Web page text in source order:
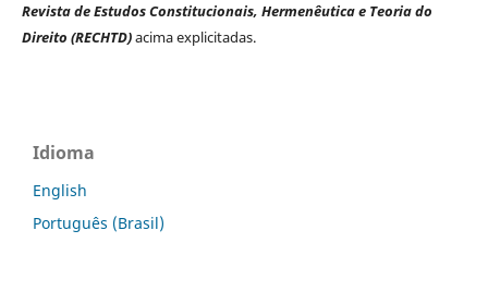
Revista de Estudos Constitucionais, Hermenêutica e Teoria do
Direito (RECHTD)acima explicitadas.
Idioma
English
Português (Brasil)